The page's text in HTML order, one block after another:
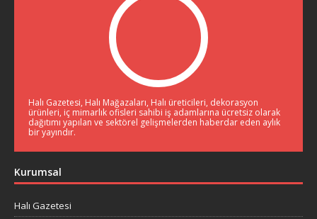
Halı Gazetesi, Halı Mağazaları, Halı üreticileri, dekorasyon
ürünleri, iç mimarlık ofisleri sahibi iş adamlarına ücretsiz olarak
dağıtımı yapılan ve sektörel gelişmelerden haberdar eden aylık
bir yayındır.
Kurumsal
Halı Gazetesi